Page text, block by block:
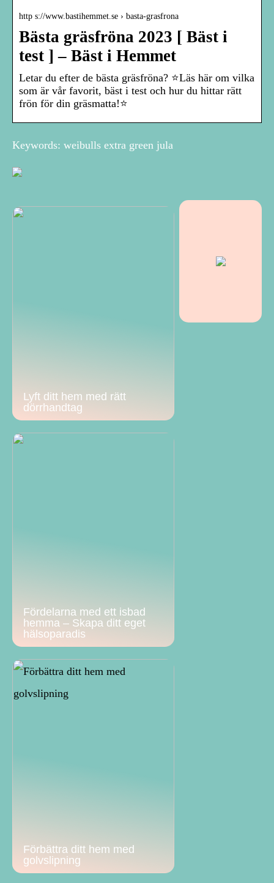
http s://www.bastihemmet.se › basta-grasfrona
Bästa gräsfröna 2023 [ Bäst i
test ] – Bäst i Hemmet
Letar du efter de bästa gräsfröna? ⭐Läs här om vilka
som är vår favorit, bäst i test och hur du hittar rätt
frön för din gräsmatta!⭐
Keywords: weibulls extra green jula
Lyft ditt hem med rätt
dörrhandtag
Fördelarna med ett isbad
hemma – Skapa ditt eget
hälsoparadis
Förbättra ditt hem med
golvslipning